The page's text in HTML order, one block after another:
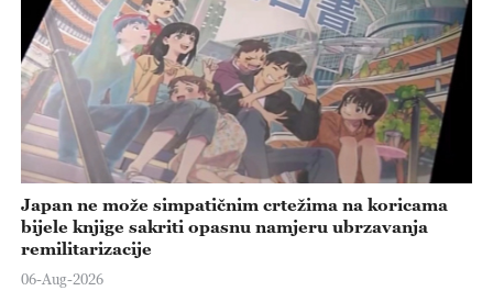
Japan ne može simpatičnim crtežima na koricama
bijele knjige sakriti opasnu namjeru ubrzavanja
remilitarizacije
06-Aug-2026